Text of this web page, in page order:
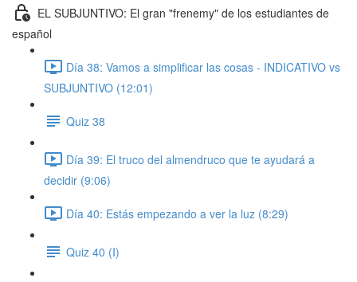
EL SUBJUNTIVO: El gran "frenemy" de los estudiantes de
español
Día 38: Vamos a simplificar las cosas - INDICATIVO vs
SUBJUNTIVO (12:01)
Quiz 38
Día 39: El truco del almendruco que te ayudará a
decidir (9:06)
Día 40: Estás empezando a ver la luz (8:29)
Quiz 40 (I)